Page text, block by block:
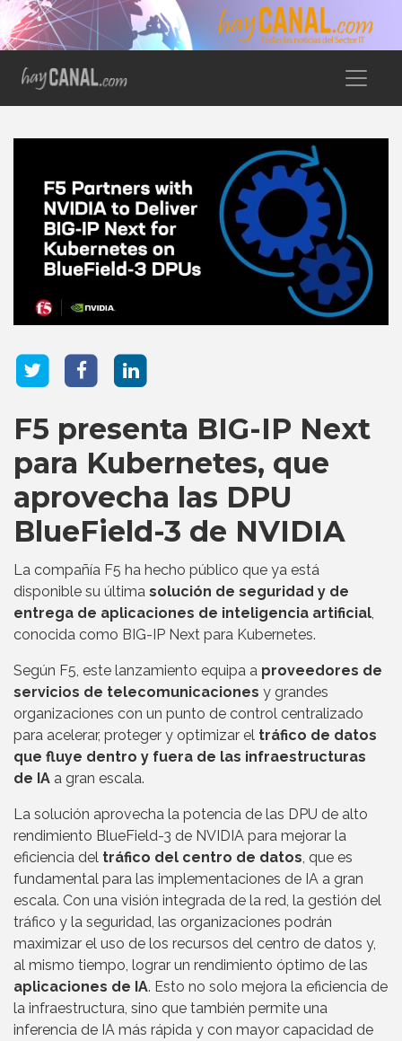
F5 presenta BIG-IP Next
para Kubernetes, que
aprovecha las DPU
BlueField-3 de NVIDIA
La compañía F5 ha hecho público que ya está
disponible su última solución de seguridad y de
entrega de aplicaciones de inteligencia artificial
conocida como BIG-IP Next para Kubernetes.
Según F5, este lanzamiento equipa a proveedores de
servicios de telecomunicaciones y grandes
organizaciones con un punto de control centralizado
para acelerar, proteger y optimizar el tráfico de datos
que fluye dentro y fuera de las infraestructuras
de IA a gran escala.
La solución aprovecha la potencia de las DPU de alto
rendimiento BlueField-3 de NVIDIA para mejorar la
eficiencia del tráfico del centro de datos , que es
fundamental para las implementaciones de IA a gran
escala. Con una visión integrada de la red, la gestión del
tráfico y la seguridad, las organizaciones podrán
maximizar el uso de los recursos del centro de datos y,
al mismo tiempo, lograr un rendimiento óptimo de las
aplicaciones de IA. Esto no solo mejora la eficiencia de
la infraestructura, sino que también permite una
inferencia de IA más rápida y con mayor capacidad de